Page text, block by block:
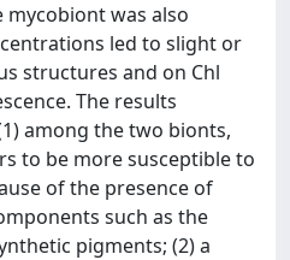
was also
led to slight or
structures and on Chl
The results
among the two bionts,
to be more susceptible to
of the presence of
such as the
pigments; (2) a